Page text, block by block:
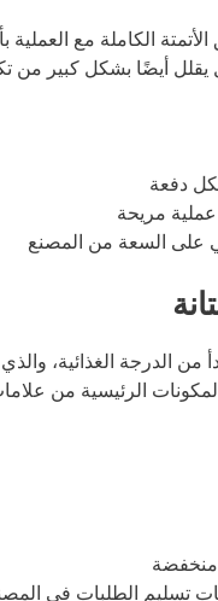
الكاملة مع العملية
أيضًا بشكل كبير من
دفعة
الدرجة الغذائية،
الرئيسية من
منخفضة
تسليم الطلبات في